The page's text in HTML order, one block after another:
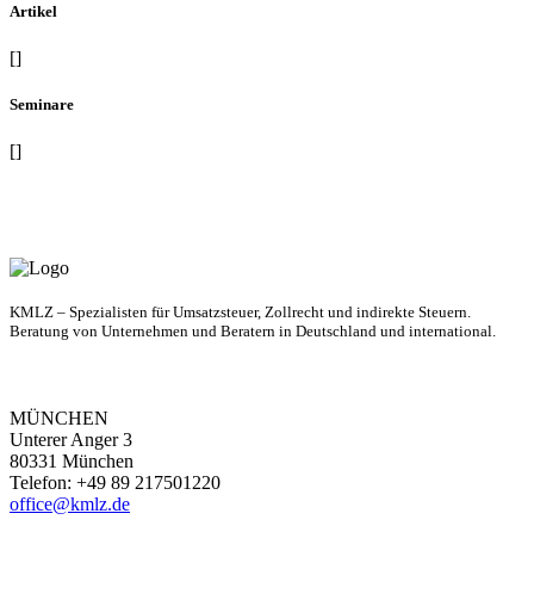
Artikel
[]
Seminare
[]
KMLZ – Spezialisten für Umsatzsteuer, Zollrecht und indirekte Steuern.
Beratung von Unternehmen und Beratern in Deutschland und international.
MÜNCHEN
Unterer Anger 3
80331 München
Telefon: +49 89 217501220
office@kmlz.de